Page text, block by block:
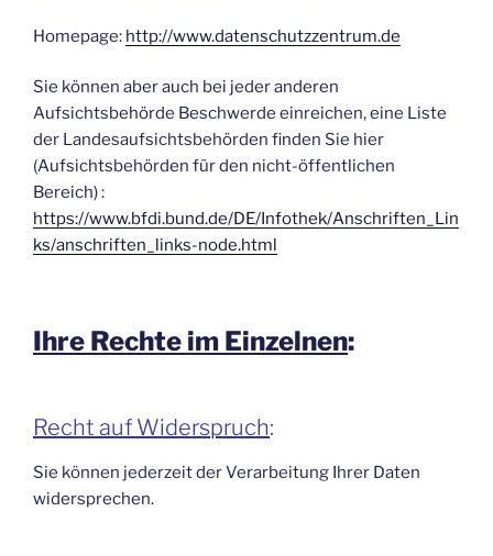
Homepage: http://www.datenschutzzentrum.de
Sie können aber auch bei jeder anderen
Aufsichtsbehörde Beschwerde einreichen, eine Liste
der Landesaufsichtsbehörden finden Sie hier
(Aufsichtsbehörden für den nicht-öffentlichen
Bereich) :
https://www.bfdi.bund.de/DE/Infothek/Anschriften_Lin
ks/anschriften_links-node.html
Ihre Rechte im Einzelnen:
Recht auf Widerspruch:
Sie können jederzeit der Verarbeitung Ihrer Daten
widersprechen.